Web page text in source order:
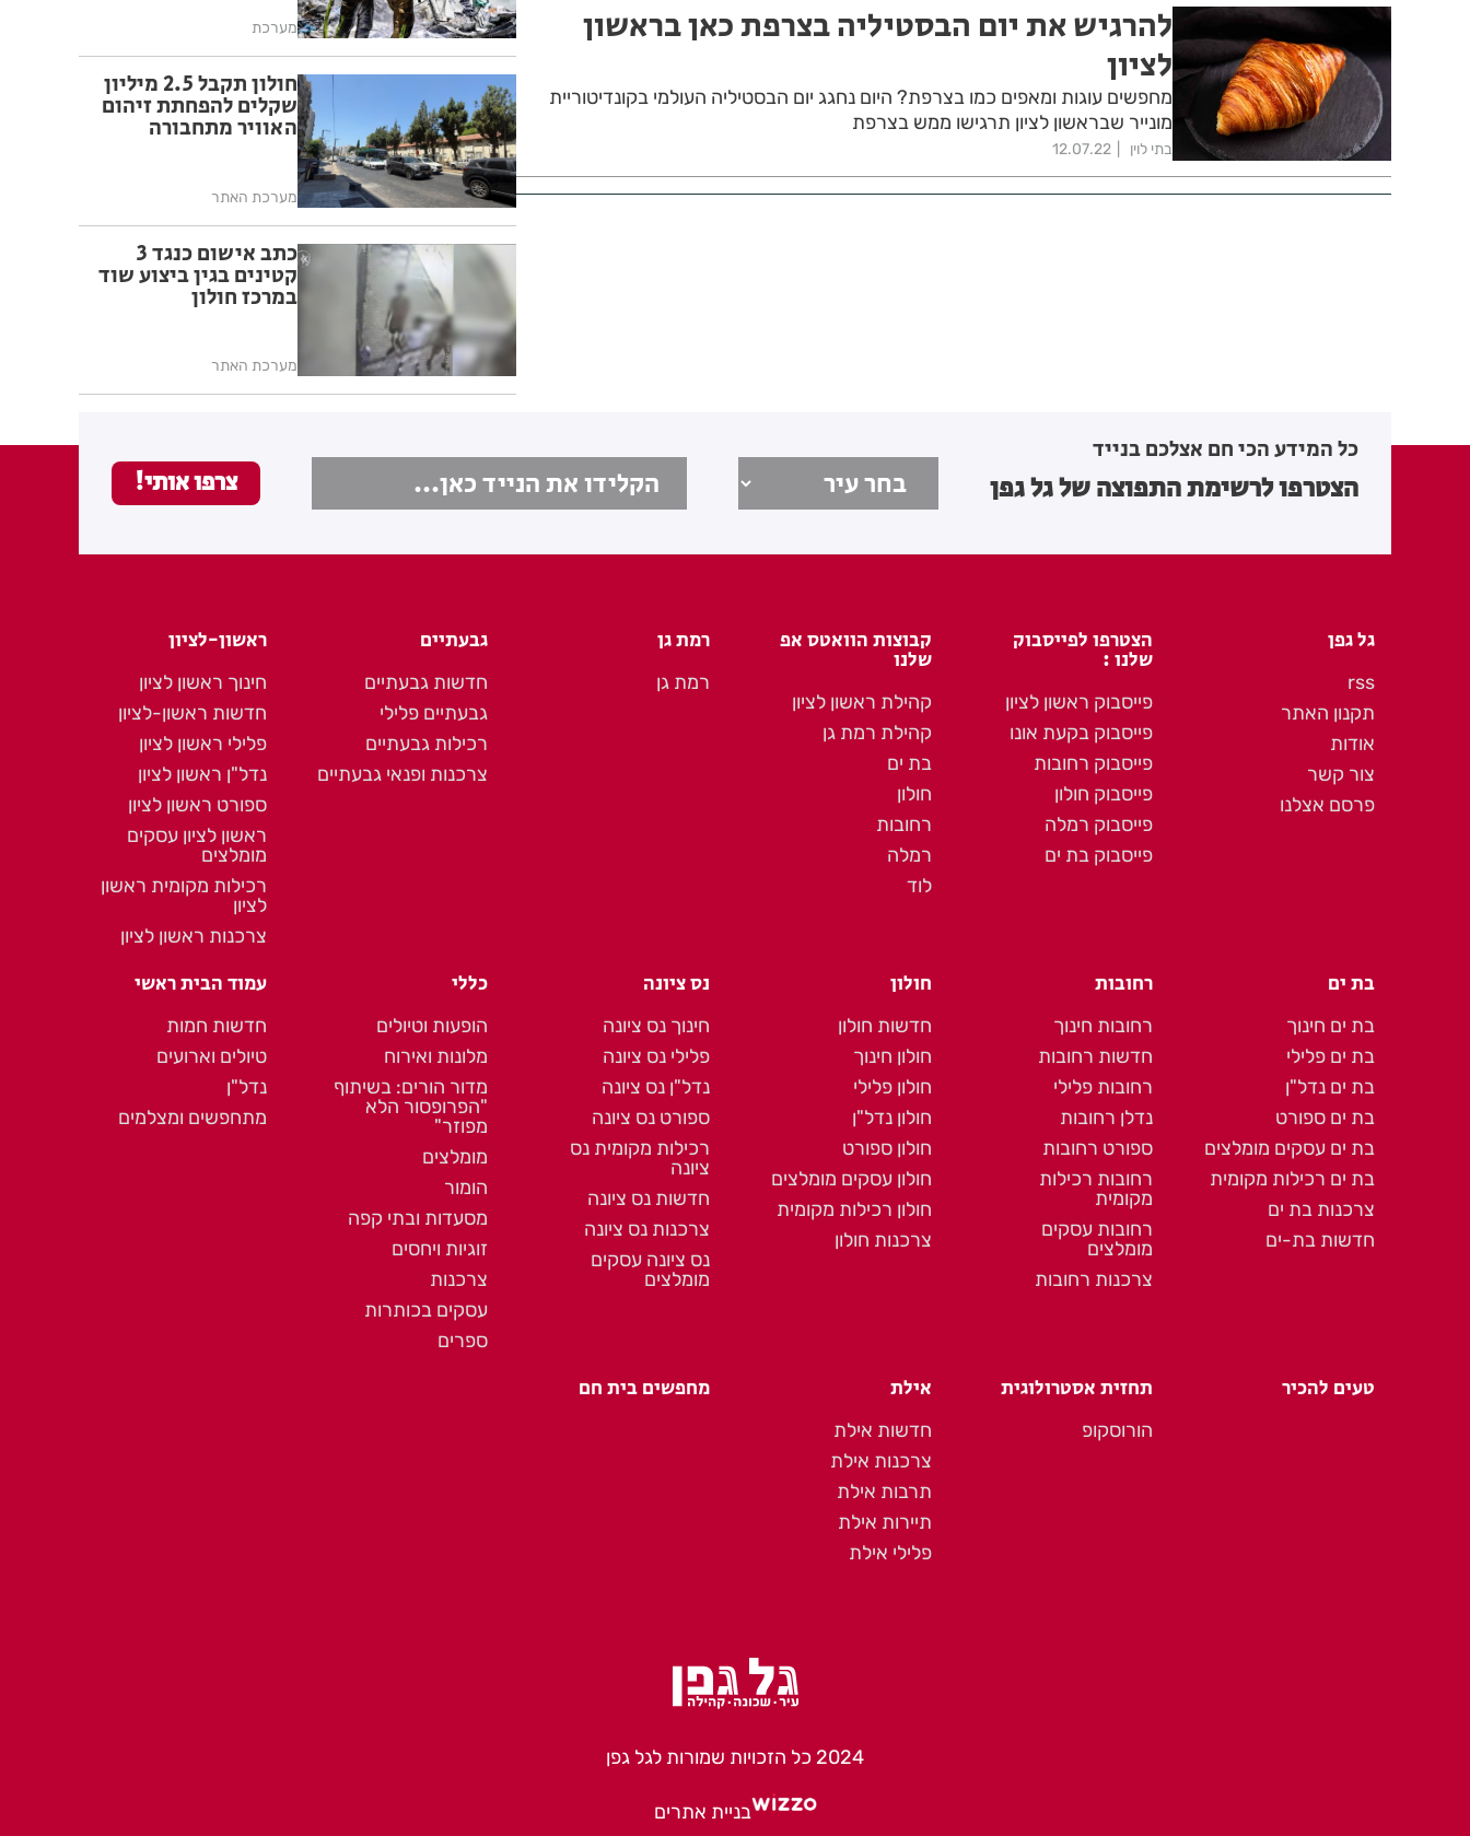
להרגיש את יום הבסטיליה בצרפת כאן בראשון
לציון
מחפשים עוגות ומאפים כמו בצרפת? היום נחגג יום הבסטיליה העולמי בקונדיטוריית
מונייר שבראשון לציון תרגישו ממש בצרפת
בתי לוין 12.07.22
מערכת
חולון תקבל 2.5 מיליון
שקלים להפחתת זיהום
האוויר מתחבורה
מערכת האתר
כתב אישום כנגד 3
קטינים בגין ביצוע שוד
במרכז חולון
מערכת האתר
כל המידע הכי חם אצלכם בנייד
הצטרפו לרשימת התפוצה של גל גפן
גל גפן
rss
תקנון האתר
אודות
צור קשר
פרסם אצלנו
הצטרפו לפייסבוק
שלנו :
פייסבוק ראשון לציון
פייסבוק בקעת אונו
פייסבוק רחובות
פייסבוק חולון
פייסבוק רמלה
פייסבוק בת ים
קבוצות הוואטס אפ
שלנו
קהילת ראשון לציון
קהילת רמת גן
בת ים
חולון
רחובות
רמלה
לוד
רמת גן
רמת גן
גבעתיים
חדשות גבעתיים
גבעתיים פלילי
רכילות גבעתיים
צרכנות ופנאי גבעתיים
ראשון-לציון
חינוך ראשון לציון
חדשות ראשון-לציון
פלילי ראשון לציון
נדל"ן ראשון לציון
ספורט ראשון לציון
ראשון לציון עסקים
מומלצים
רכילות מקומית ראשון
לציון
צרכנות ראשון לציון
בת ים
בת ים חינוך
בת ים פלילי
בת ים נדל"ן
בת ים ספורט
בת ים עסקים מומלצים
בת ים רכילות מקומית
צרכנות בת ים
חדשות בת-ים
רחובות
רחובות חינוך
חדשות רחובות
רחובות פלילי
נדלן רחובות
ספורט רחובות
רחובות רכילות
מקומית
רחובות עסקים
מומלצים
צרכנות רחובות
חולון
חדשות חולון
חולון חינוך
חולון פלילי
חולון נדל"ן
חולון ספורט
חולון עסקים מומלצים
חולון רכילות מקומית
צרכנות חולון
נס ציונה
חינוך נס ציונה
פלילי נס ציונה
נדל"ן נס ציונה
ספורט נס ציונה
רכילות מקומית נס
ציונה
חדשות נס ציונה
צרכנות נס ציונה
נס ציונה עסקים
מומלצים
כללי
הופעות וטיולים
מלונות ואירוח
מדור הורים: בשיתוף
"הפרופסור הלא
מפוזר"
מומלצים
הומור
מסעדות ובתי קפה
זוגיות ויחסים
צרכנות
עסקים בכותרות
ספרים
עמוד הבית ראשי
חדשות חמות
טיולים וארועים
נדל"ן
מתחפשים ומצלמים
טעים להכיר תחזית אסטרולוגית
הורוסקופ
אילת
חדשות אילת
צרכנות אילת
תרבות אילת
תיירות אילת
פלילי אילת
מחפשים בית חם
2024 כל הזכויות שמורות לגל גפן
בניית אתרים